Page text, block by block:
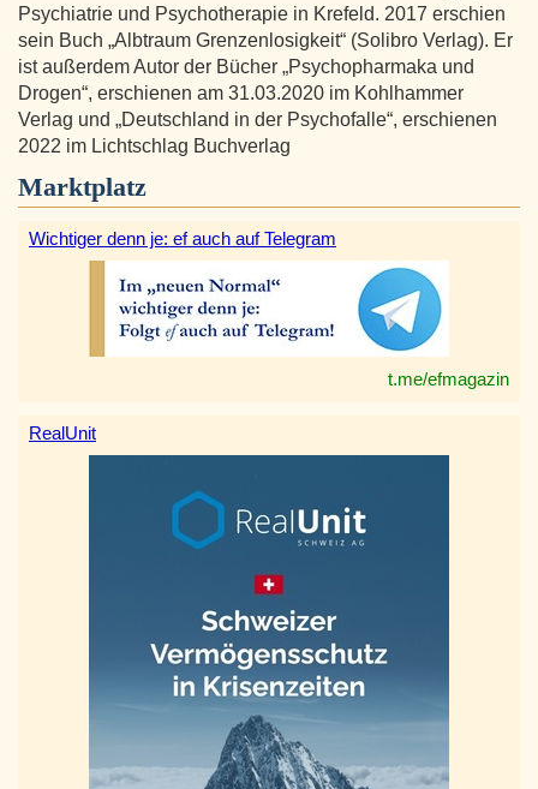
Psychiatrie und Psychotherapie in Krefeld. 2017 erschien
sein Buch „Albtraum Grenzenlosigkeit“ (Solibro Verlag). Er
ist außerdem Autor der Bücher „Psychopharmaka und
Drogen“, erschienen am 31.03.2020 im Kohlhammer
Verlag und „Deutschland in der Psychofalle“, erschienen
2022 im Lichtschlag Buchverlag
Marktplatz
Wichtiger denn je: ef auch auf Telegram
t.me/efmagazin
RealUnit